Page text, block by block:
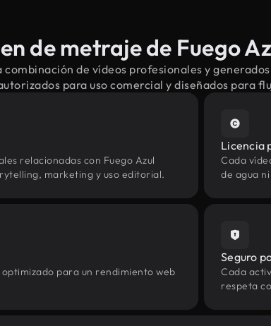
de metraje de Fuego
combinación de vídeos profesionales y
para uso comercial y diseñados para
relacionadas con Fuego Azul
marketing y uso editorial.
Licencia
Cada
de agua
para un rendimiento web
Seguro
Cada
respeta